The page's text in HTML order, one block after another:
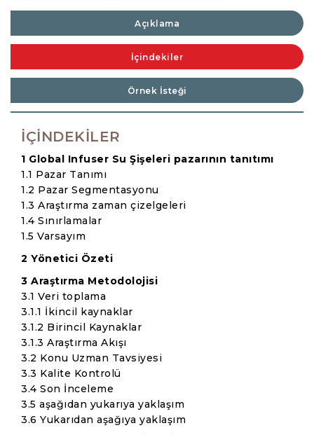
Açıklama
İçindekiler
Örnek İsteği
İÇINDEKILER
1 Global Infuser Su Şişeleri pazarının tanıtımı
1.1 Pazar Tanımı
1.2 Pazar Segmentasyonu
1.3 Araştırma zaman çizelgeleri
1.4 Sınırlamalar
1.5 Varsayım
2 Yönetici Özeti
3 Araştırma Metodolojisi
3.1 Veri toplama
3.1.1 İkincil kaynaklar
3.1.2 Birincil Kaynaklar
3.1.3 Araştırma Akışı
3.2 Konu Uzman Tavsiyesi
3.3 Kalite Kontrolü
3.4 Son İnceleme
3.5 aşağıdan yukarıya yaklaşım
3.6 Yukarıdan aşağıya yaklaşım